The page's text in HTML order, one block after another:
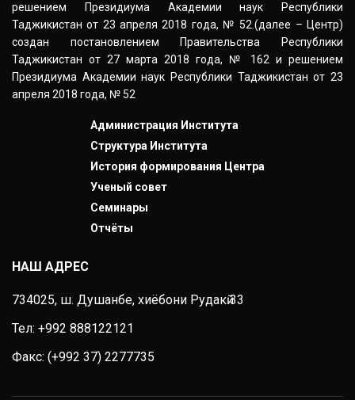
решением Президиума Академии наук Республики
Таджикистан от 23 апреля 2018 года, № 52.(далее – Центр)
создан постановлением Правительства Республики
Таджикистан от 27 марта 2018 года, № 162 и решением
Президиума Академии наук Республики Таджикистан от 23
апреля 2018 года, № 52
Администрация Института
Структура Института
История формирования Центра
Ученый совет
Семинары
Отчёты
НАШ АДРЕС
734025, ш. Душанбе, хиёбони Рудакӣ 33
Тел: +992 888122121
Факс: (+992 37) 2277735